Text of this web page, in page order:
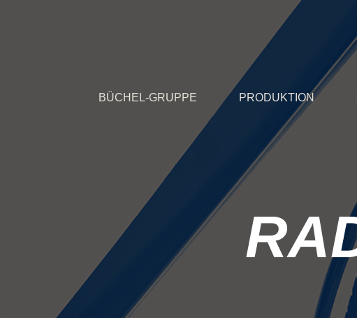
BÜCHEL-GRUPPE PRODUKTION